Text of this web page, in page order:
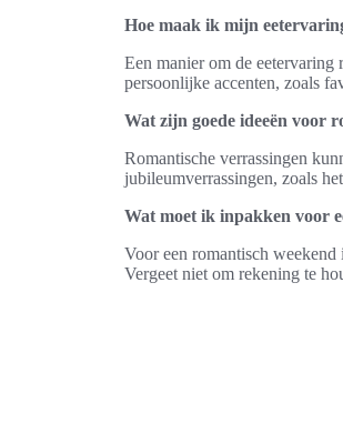
Hoe maak ik mijn
Een manier om de
persoonlijke accenten, zoals
Wat zijn goede ideeën voor
Romantische verrassingen
jubileumverrassingen, zoals
Wat moet ik inpakken voor
Voor een romantisch weekend
Vergeet niet om rekening te